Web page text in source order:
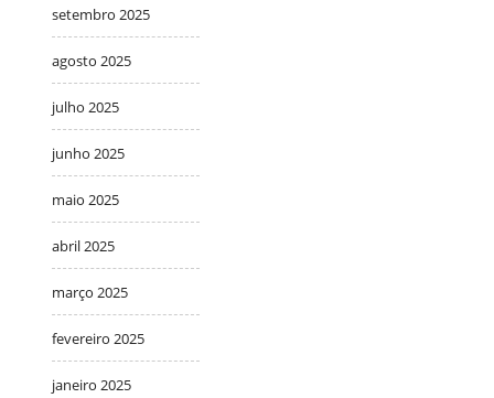
setembro 2025
agosto 2025
julho 2025
junho 2025
maio 2025
abril 2025
março 2025
fevereiro 2025
janeiro 2025